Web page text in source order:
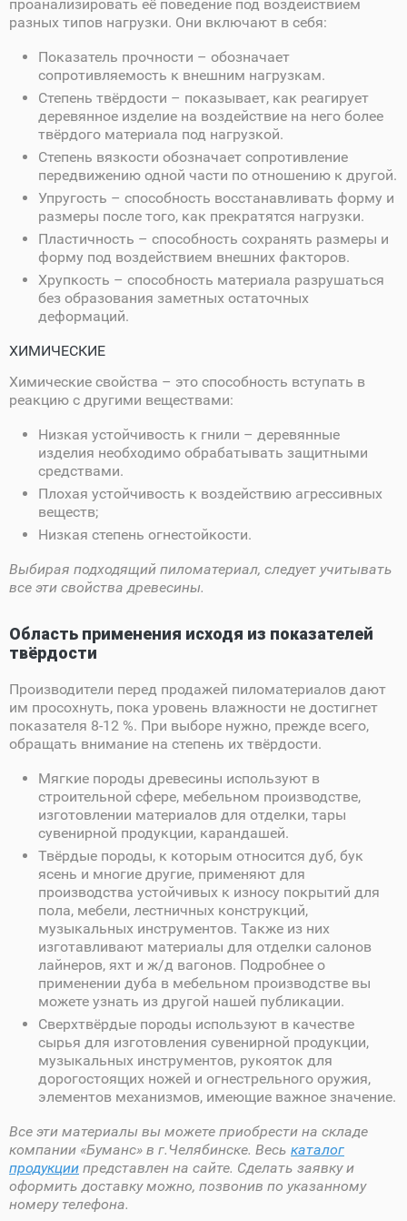
проанализировать её поведение под воздействием
разных типов нагрузки. Они включают в себя:
Показатель прочности – обозначает
сопротивляемость к внешним нагрузкам.
Степень твёрдости – показывает, как реагирует
деревянное изделие на воздействие на него более
твёрдого материала под нагрузкой.
Степень вязкости обозначает сопротивление
передвижению одной части по отношению к другой.
Упругость – способность восстанавливать форму и
размеры после того, как прекратятся нагрузки.
Пластичность – способность сохранять размеры и
форму под воздействием внешних факторов.
Хрупкость – способность материала разрушаться
без образования заметных остаточных
деформаций.
ХИМИЧЕСКИЕ
Химические свойства – это способность вступать в
реакцию с другими веществами:
Низкая устойчивость к гнили – деревянные
изделия необходимо обрабатывать защитными
средствами.
Плохая устойчивость к воздействию агрессивных
веществ;
Низкая степень огнестойкости.
Выбирая подходящий пиломатериал, следует учитывать
все эти свойства древесины.
Область применения исходя из показателей
твёрдости
Производители перед продажей пиломатериалов дают
им просохнуть, пока уровень влажности не достигнет
показателя 8-12 %. При выборе нужно, прежде всего,
обращать внимание на степень их твёрдости.
Мягкие породы древесины используют в
строительной сфере, мебельном производстве,
изготовлении материалов для отделки, тары
сувенирной продукции, карандашей.
Твёрдые породы, к которым относится дуб, бук
ясень и многие другие, применяют для
производства устойчивых к износу покрытий для
пола, мебели, лестничных конструкций,
музыкальных инструментов. Также из них
изготавливают материалы для отделки салонов
лайнеров, яхт и ж/д вагонов. Подробнее о
применении дуба в мебельном производстве вы
можете узнать из другой нашей публикации.
Сверхтвёрдые породы используют в качестве
сырья для изготовления сувенирной продукции,
музыкальных инструментов, рукояток для
дорогостоящих ножей и огнестрельного оружия,
элементов механизмов, имеющие важное значение.
Все эти материалы вы можете приобрести на складе
компании «Буманс» в г.Челябинске. Весь каталог
продукции представлен на сайте. Сделать заявку и
оформить доставку можно, позвонив по указанному
номеру телефона.